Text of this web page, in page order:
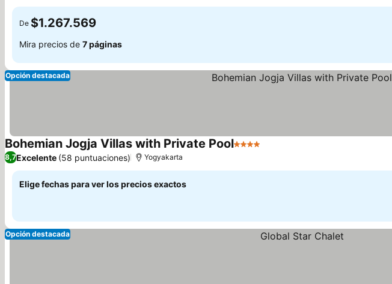
De $1.267.569
Mira precios de 7 páginas
Opción destacada
Bohemian Jogja Villas with Private Pool4 Estrellas
8,7Excelente (58 puntuaciones) Yogyakarta
Elige fechas para ver los precios exactos
Opción destacada